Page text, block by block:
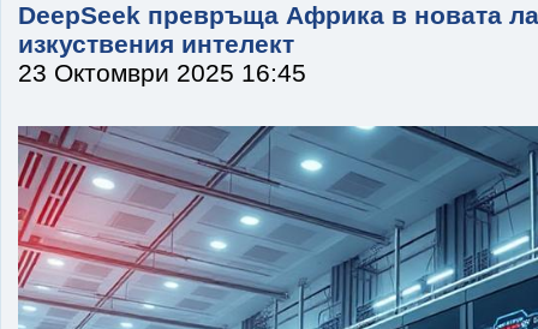
DeepSeek превръща Африка в новата
изкуствения интелект
23 Октомври 2025 16:45